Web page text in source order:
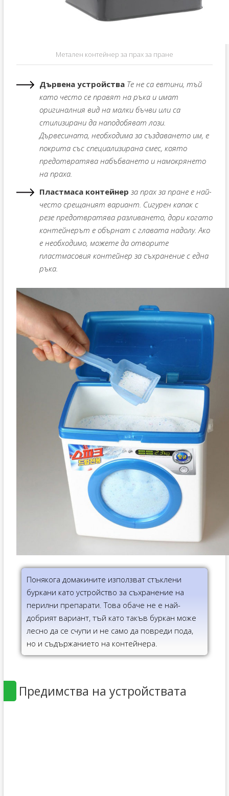
Метален контейнер за прах за пране
Дървена устройства Те не са евтини, тъй
като често се правят на ръка и имат
оригиналния вид на малки бъчви или са
стилизирани да наподобяват лози.
Дървесината, необходима за създаването им, е
покрита със специализирана смес, която
предотвратява набъбването и намокрянето
на праха.
Пластмаса контейнер за прах за пране е най-
често срещаният вариант. Сигурен капак с
резе предотвратява разливането, дори когато
контейнерът е обърнат с главата надолу. Ако
е необходимо, можете да отворите
пластмасовия контейнер за съхранение с една
ръка.
Понякога домакините използват стъклени
буркани като устройство за съхранение на
перилни препарати. Това обаче не е най-
добрият вариант, тъй като такъв буркан може
лесно да се счупи и не само да повреди пода,
но и съдържанието на контейнера.
Предимства на устройствата